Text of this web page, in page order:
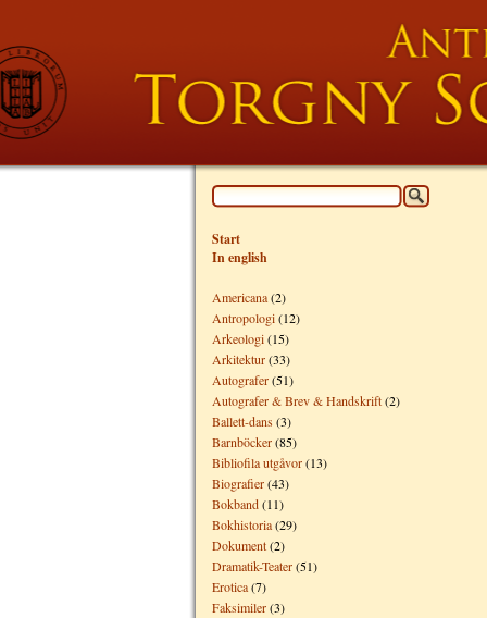
Start
In english
Americana(2)
Antropologi(12)
Arkeologi(15)
Arkitektur(33)
Autografer(51)
Autografer & Brev & Handskrift(2)
Ballett-dans (3)
Barnböcker(85)
Bibliofila utgåvor(13)
Biografier(43)
Bokband(11)
Bokhistoria(29)
Dokument(2)
Dramatik-Teater(51)
Erotica(7)
Faksimiler(3)